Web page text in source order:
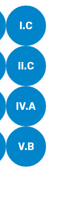
I.C
II.C
IV.A
V.B